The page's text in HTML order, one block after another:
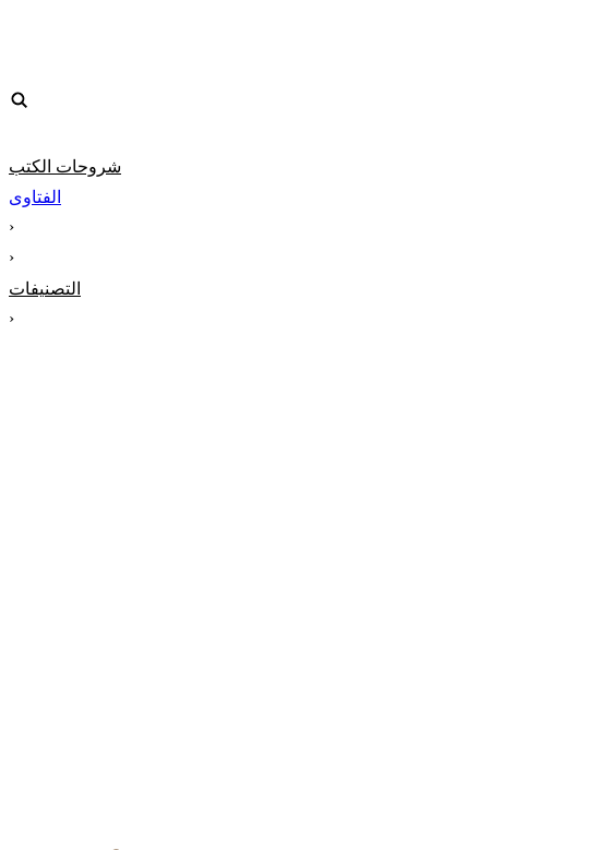
شروحات الكتب
الفتاوى
‹
‹
التصنيفات
‹